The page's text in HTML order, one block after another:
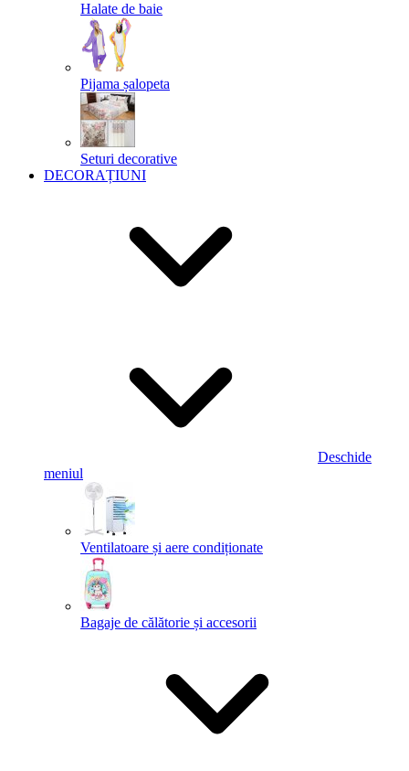
Halate de baie
Pijama șalopeta
Seturi decorative
DECORAȚIUNI
Deschide
meniul
Ventilatoare și aere condiționate
Bagaje de călătorie și accesorii